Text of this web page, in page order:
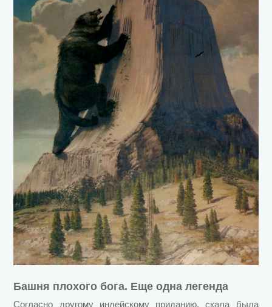
Башня плохого бога. Еще одна легенда
Согласно другому индейскому приданию, скала была